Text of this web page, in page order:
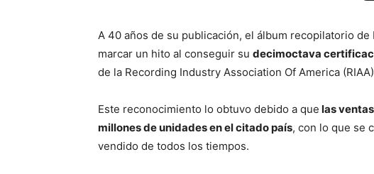
A 40 años de su publicación, el álbum recopilatorio de
marcar un hito al conseguir su decimoctava
de la Recording Industry Association Of America
Este reconocimiento lo obtuvo debido a que las
millones de unidades en el citado país, con lo que se
vendido de todos los tiempos.